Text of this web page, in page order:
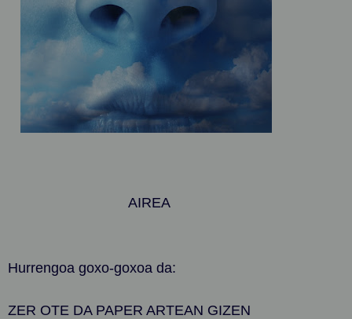
AIREA
Hurrengoa goxo-goxoa da:
ZER OTE DA PAPER ARTEAN GIZEN